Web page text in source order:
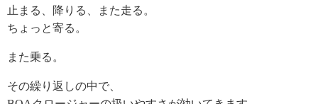
止まる、降りる、また走る。
ちょっと寄る。
また乗る。
その繰り返しの中で、